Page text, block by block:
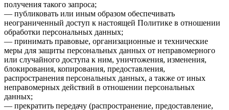
получения такого запроса;
— публиковать или иным образом обеспечивать
неограниченный доступ к настоящей Политике в отношении
обработки персональных данных;
— принимать правовые, организационные и технические
меры для защиты персональных данных от неправомерного
или случайного доступа к ним, уничтожения, изменения,
блокирования, копирования, предоставления,
распространения персональных данных, а также от иных
неправомерных действий в отношении персональных
данных;
— прекратить передачу (распространение, предоставление,